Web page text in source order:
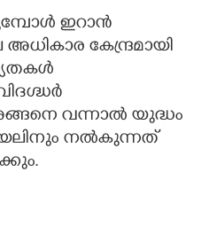
ഇറാൻ
കേന്ദ്രമായി
വന്നാൽ യുദ്ധം
നൽകുന്നത്